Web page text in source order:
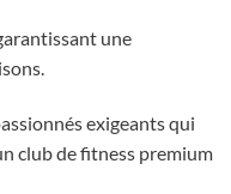
une
exigeants qui
club de fitness premium